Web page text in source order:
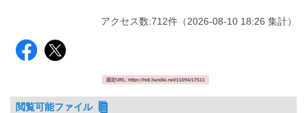
アクセス数:712件 （2026-08-10 18:26 集計）
固定URL: https://hdl.handle.net/11094/17511
閲覧可能ファイル